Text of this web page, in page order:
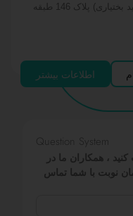
شهر تهران خیابان سی متری جی (شهید بختیاری) پلاک 146 طبقه
اطلاعات بیشتر
Question System
، همکاران ما در
نوبت با شما تماس